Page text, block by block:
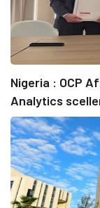
Nigeria : OCP
Analytics